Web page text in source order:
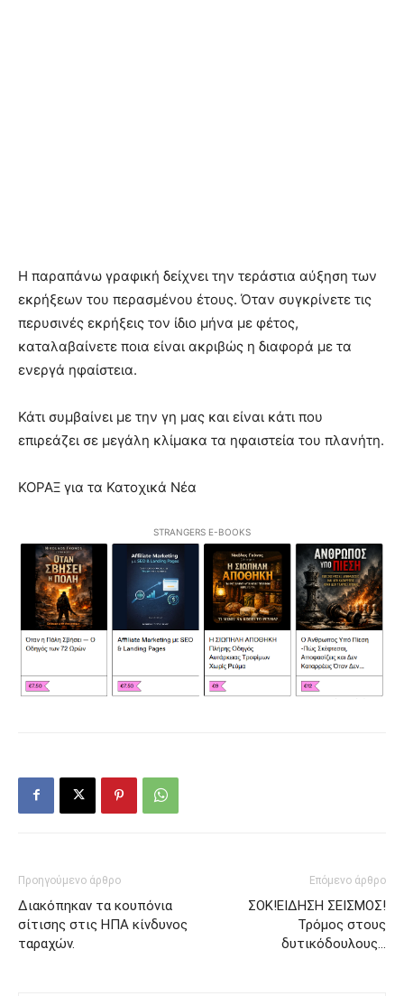
Η παραπάνω γραφική δείχνει την τεράστια αύξηση των
εκρήξεων του περασμένου έτους. Όταν συγκρίνετε τις
περυσινές εκρήξεις τον ίδιο μήνα με φέτος,
καταλαβαίνετε ποια είναι ακριβώς η διαφορά με τα
ενεργά ηφαίστεια.
Κάτι συμβαίνει με την γη μας και είναι κάτι που
επιρεάζει σε μεγάλη κλίμακα τα ηφαιστεία του πλανήτη.
ΚΟΡΑΞ για τα Κατοχικά Νέα
STRANGERS E-BOOKS
Προηγούμενο άρθρο
Διακόπηκαν τα κουπόνια
σίτισης στις ΗΠΑ κίνδυνος
ταραχών.
Επόμενο άρθρο
ΣΟΚ!ΕΙΔΗΣΗ ΣΕΙΣΜΟΣ!
Τρόμος στους
δυτικόδουλους…